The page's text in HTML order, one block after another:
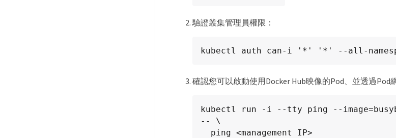
驗證叢集管理員權限：
kubectl auth can-i '*' '*' --all-
確認您可以啟動使用Docker Hub映像的Pod、並透過Pod
kubectl run -i --tty ping --
-- \
  ping <management IP>